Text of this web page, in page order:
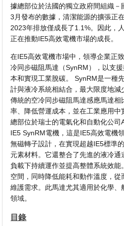
據總部位於法國的獨立政府間組織
3月發布的數據，清潔能源的擴張正
2023年排放僅成長了1.1%。因此，
正在推動IE5高效電機市場的成長。
在IE5高效電機市場中，領導企業正
冷同步磁阻馬達（SynRM），以支
本和實現工業脫碳。 SynRM是一種
計與液冷系統相結合，最大限度地
傳統的空冷同步磁阻馬達感應馬達相
率、降低營運成本，並在工業應用中
總部位於瑞士的電氣化和自動化公
IE5 SynRM電機，這是IE5高效電機
無磁轉子設計，在實現超越IE5標準
元素材料。它還整合了先進的液冷
負載下持續運作並提高整體系統效能
空間，同時降低能耗和動作溫度，
維護需求。此馬達尤其適用於化學、
領域。
目錄